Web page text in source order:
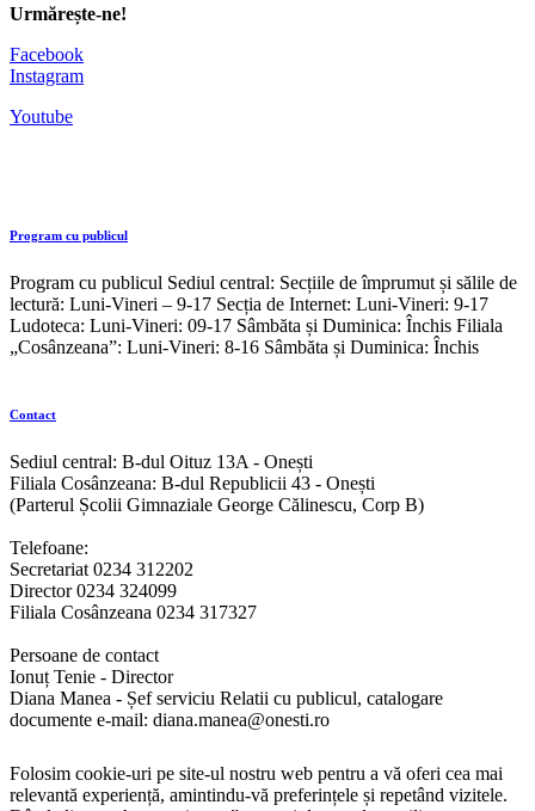
Urmărește-ne!
Facebook
Instagram
Youtube
Program cu publicul
Program cu publicul Sediul central: Secțiile de împrumut și sălile de
lectură: Luni-Vineri – 9-17 Secția de Internet: Luni-Vineri: 9-17
Ludoteca: Luni-Vineri: 09-17 Sâmbăta și Duminica: Închis Filiala
„Cosânzeana”: Luni-Vineri: 8-16 Sâmbăta și Duminica: Închis
Contact
Sediul central: B-dul Oituz 13A - Onești
Filiala Cosânzeana: B-dul Republicii 43 - Onești
(Parterul Școlii Gimnaziale George Călinescu, Corp B)
Telefoane:
Secretariat 0234 312202
Director 0234 324099
Filiala Cosânzeana 0234 317327
Persoane de contact
Ionuț Tenie - Director
Diana Manea - Șef serviciu Relatii cu publicul, catalogare
documente e-mail: diana.manea@onesti.ro
Folosim cookie-uri pe site-ul nostru web pentru a vă oferi cea mai
relevantă experiență, amintindu-vă preferințele și repetând vizitele.